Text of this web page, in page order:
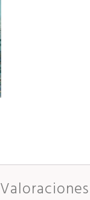
Valoraciones